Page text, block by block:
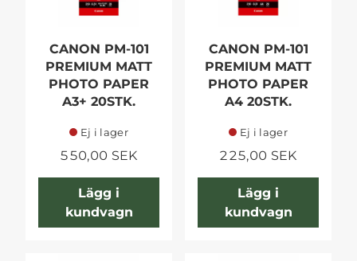
CANON PM-101
PREMIUM MATT
PHOTO PAPER
A3+ 20STK.
Ej i lager
550,00 SEK
Lägg i
kundvagn
CANON PM-101
PREMIUM MATT
PHOTO PAPER
A4 20STK.
Ej i lager
225,00 SEK
Lägg i
kundvagn